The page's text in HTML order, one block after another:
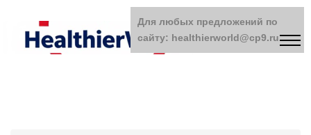
Для любых предложений по
сайту: healthierworld@cp9.ru